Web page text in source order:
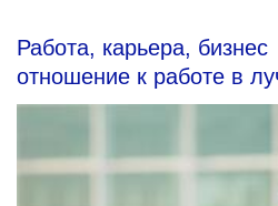
Работа, карьера, бизнес
отношение к работе в